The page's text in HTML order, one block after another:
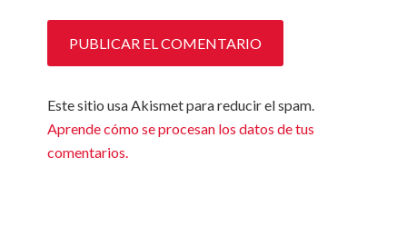
Este sitio usa Akismet para reducir el spam.
Aprende cómo se procesan los datos de tus
comentarios.